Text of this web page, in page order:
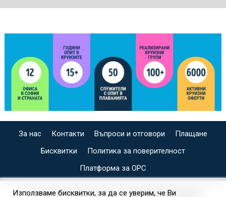
За нас Контакти Въпроси и отговори
Плащане
Бисквитки
Политика за поверителност
Платформа за ОРС
СПЕЦИАЛИЗИРАН САЙТ ЗА ИНДИВИДУАЛНИ И
Използваме бисквитки, за да се уверим, че Ви